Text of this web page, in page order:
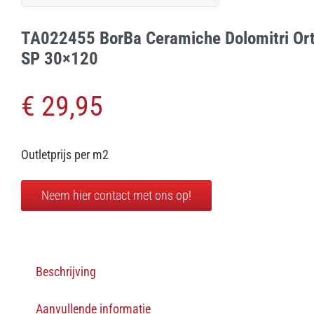
naar:
TA022455 BorBa Ceramiche Dolomitri
SP 30×120
€ 29,95
Outletprijs per m2
Neem hier contact met ons op!
Beschrijving
Aanvullende informatie